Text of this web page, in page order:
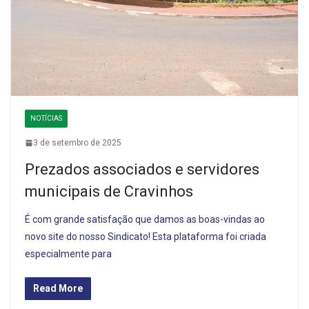
NOTÍCIAS
3 de setembro de 2025
Prezados associados e servidores
municipais de Cravinhos
É com grande satisfação que damos as boas-vindas ao
novo site do nosso Sindicato! Esta plataforma foi criada
especialmente para
Read More